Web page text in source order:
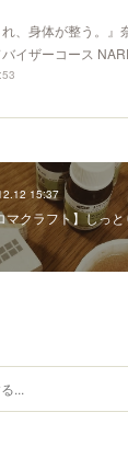
れ、身体が整う。
イザーコース
15:37
マクラフト】しっ